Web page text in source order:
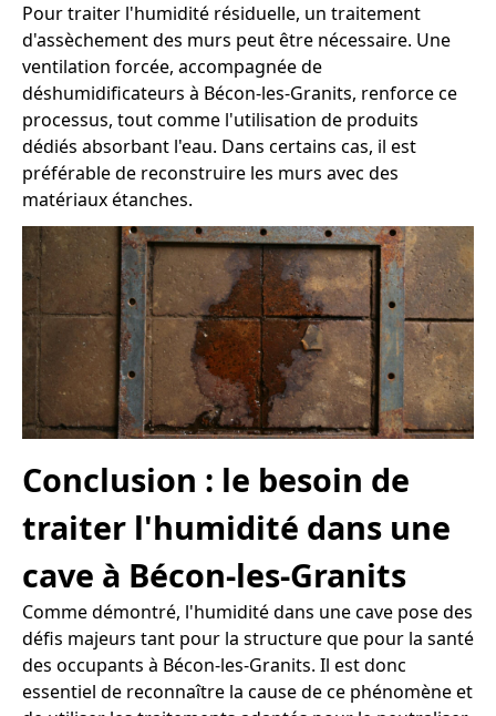
Pour traiter l'humidité résiduelle, un traitement
d'assèchement des murs peut être nécessaire. Une
ventilation forcée, accompagnée de
déshumidificateurs à Bécon-les-Granits, renforce ce
processus, tout comme l'utilisation de produits
dédiés absorbant l'eau. Dans certains cas, il est
préférable de reconstruire les murs avec des
matériaux étanches.
Conclusion : le besoin de
traiter l'humidité dans une
cave à Bécon-les-Granits
Comme démontré, l'humidité dans une cave pose des
défis majeurs tant pour la structure que pour la santé
des occupants à Bécon-les-Granits. Il est donc
essentiel de reconnaître la cause de ce phénomène et